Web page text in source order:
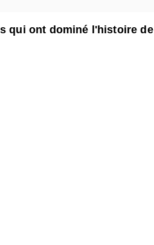
qui ont dominé l'histoire de